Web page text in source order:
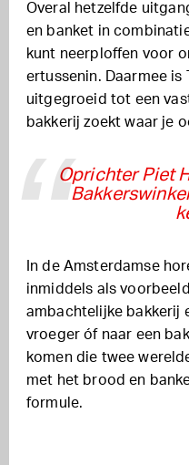
Overal hetzelfde
en banket in
kunt neerploffen voor
ertussenin. Daarmee is
uitgegroeid tot een
bakkerij zoekt waar je
Oprichter Piet
In de Amsterdamse
inmiddels als
ambachtelijke bakkerij
vroeger óf naar een
komen die twee
met het brood en
formule.